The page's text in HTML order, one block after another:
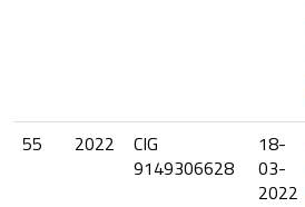
55
2022
CIG
9149306628
18-
03-
2022